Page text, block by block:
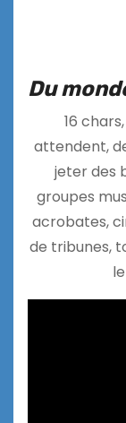
Du
16
attendent,
jeter des
groupes
acrobates,
de tribunes,